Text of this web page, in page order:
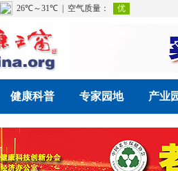
健康科普 专家园地 产业